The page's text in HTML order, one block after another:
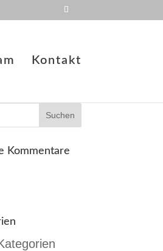
Kontakt
Kommentare